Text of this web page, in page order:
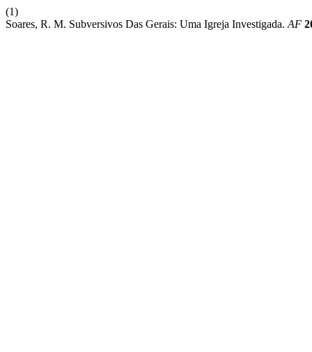
(1)
Soares, R. M. Subversivos Das Gerais: Uma Igreja Investigada. AF